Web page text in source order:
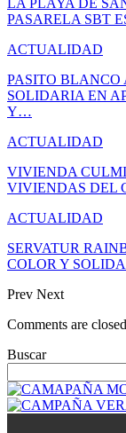
PASARELA SBT
ACTUALIDAD
PASITO BLANCO
SOLIDARIA EN
Y…
ACTUALIDAD
VIVIENDA
VIVIENDAS DEL
ACTUALIDAD
SERVATUR
COLOR Y
Prev Next
Comments are
Buscar